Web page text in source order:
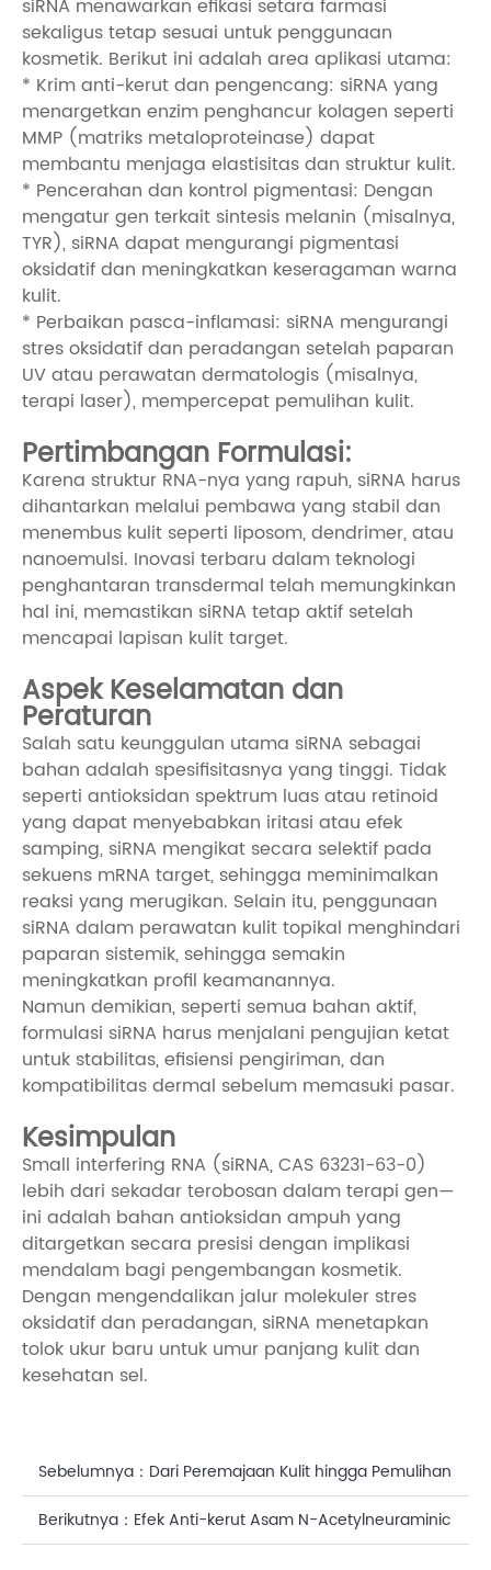
siRNA menawarkan efikasi setara farmasi
sekaligus tetap sesuai untuk penggunaan
kosmetik. Berikut ini adalah area aplikasi utama:
* Krim anti-kerut dan pengencang: siRNA yang
menargetkan enzim penghancur kolagen seperti
MMP (matriks metaloproteinase) dapat
membantu menjaga elastisitas dan struktur kulit.
* Pencerahan dan kontrol pigmentasi: Dengan
mengatur gen terkait sintesis melanin (misalnya,
TYR), siRNA dapat mengurangi pigmentasi
oksidatif dan meningkatkan keseragaman warna
kulit.
* Perbaikan pasca-inflamasi: siRNA mengurangi
stres oksidatif dan peradangan setelah paparan
UV atau perawatan dermatologis (misalnya,
terapi laser), mempercepat pemulihan kulit.
Pertimbangan Formulasi:
Karena struktur RNA-nya yang rapuh, siRNA harus
dihantarkan melalui pembawa yang stabil dan
menembus kulit seperti liposom, dendrimer, atau
nanoemulsi. Inovasi terbaru dalam teknologi
penghantaran transdermal telah memungkinkan
hal ini, memastikan siRNA tetap aktif setelah
mencapai lapisan kulit target.
Aspek Keselamatan dan
Peraturan
Salah satu keunggulan utama siRNA sebagai
bahan adalah spesifisitasnya yang tinggi. Tidak
seperti antioksidan spektrum luas atau retinoid
yang dapat menyebabkan iritasi atau efek
samping, siRNA mengikat secara selektif pada
sekuens mRNA target, sehingga meminimalkan
reaksi yang merugikan. Selain itu, penggunaan
siRNA dalam perawatan kulit topikal menghindari
paparan sistemik, sehingga semakin
meningkatkan profil keamanannya.
Namun demikian, seperti semua bahan aktif,
formulasi siRNA harus menjalani pengujian ketat
untuk stabilitas, efisiensi pengiriman, dan
kompatibilitas dermal sebelum memasuki pasar.
Kesimpulan
Small interfering RNA (siRNA, CAS 63231-63-0)
lebih dari sekadar terobosan dalam terapi gen—
ini adalah bahan antioksidan ampuh yang
ditargetkan secara presisi dengan implikasi
mendalam bagi pengembangan kosmetik.
Dengan mengendalikan jalur molekuler stres
oksidatif dan peradangan, siRNA menetapkan
tolok ukur baru untuk umur panjang kulit dan
kesehatan sel.
Sebelumnya： Dari Peremajaan Kulit hingga Pemulihan
Otot: Kekuatan Asam N-Asetilneuraminat dalam
Berikutnya： Efek Anti-kerut Asam N-Acetylneuraminic